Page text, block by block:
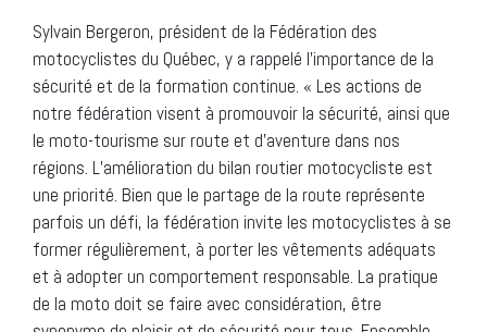
Sylvain Bergeron, président de la Fédération des
motocyclistes du Québec, y a rappelé l’importance de la
sécurité et de la formation continue. « Les actions de
notre fédération visent à promouvoir la sécurité, ainsi que
le moto-tourisme sur route et d’aventure dans nos
régions. L’amélioration du bilan routier motocycliste est
une priorité. Bien que le partage de la route représente
parfois un défi, la fédération invite les motocyclistes à se
former régulièrement, à porter les vêtements adéquats
et à adopter un comportement responsable. La pratique
de la moto doit se faire avec considération, être